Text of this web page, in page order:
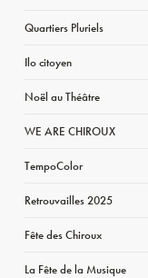
Quartiers Pluriels
Ilo citoyen
Noël au Théâtre
WE ARE CHIROUX
TempoColor
Retrouvailles 2025
Fête des Chiroux
La Fête de la Musique